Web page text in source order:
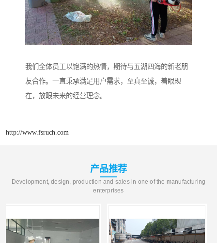
我们全体员工以饱满的热情，期待与五湖四海的新老朋
友合作。一直秉承满足用户需求，至真至诚，着眼现
在，放眼未来的经营理念。
http://www.fsruch.com
产品推荐
Development, design, production and sales in one of the manufacturing
enterprises